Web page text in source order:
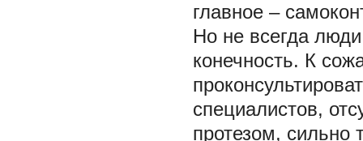
главное –
Но не всегда
конечность. К
специалистов,
протезом, сильно